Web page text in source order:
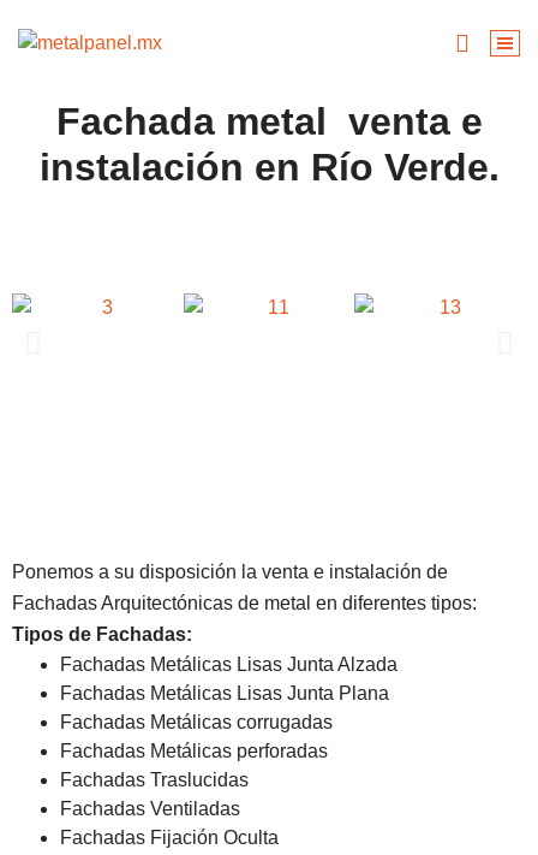
Fachada metal venta e
instalación en Río Verde.
Ponemos a su disposición la venta e instalación de
Fachadas Arquitectónicas de metal en diferentes tipos:
Tipos de Fachadas:
Fachadas Metálicas Lisas Junta Alzada
Fachadas Metálicas Lisas Junta Plana
Fachadas Metálicas corrugadas
Fachadas Metálicas perforadas
Fachadas Traslucidas
Fachadas Ventiladas
Fachadas Fijación Oculta